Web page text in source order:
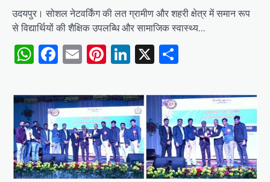
उदयपुर। सोशल नेटवर्किंग की लत ग्रामीण और शहरी क्षेत्र में समान रूप
से विद्यार्थियों की शैक्षिक उपलब्धि और सामाजिक स्वास्थ्य…
WhatsApp
Facebook
EmailPinterest
LinkedIn
X